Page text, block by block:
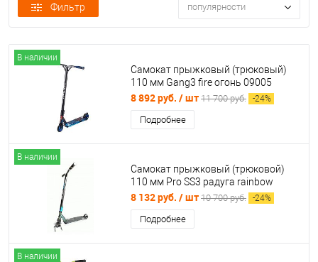
Фильтр популярности
В наличии
Самокат прыжковый (трюковый)
110 мм Gang3 fire огонь 09005
32258
8 892 руб. / шт 11 700 руб. -24%
Подробнее
В наличии
Самокат прыжковый (трюковой)
110 мм Pro SS3 радуга rainbow
зеленый 03425
8 132 руб. / шт 10 700 руб. -24%
Подробнее
В наличии